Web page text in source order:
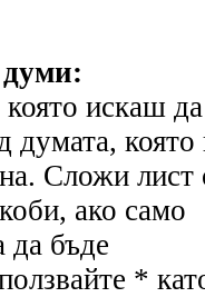
искаш да
думата, която
Сложи лист
ако само
да бъде
*